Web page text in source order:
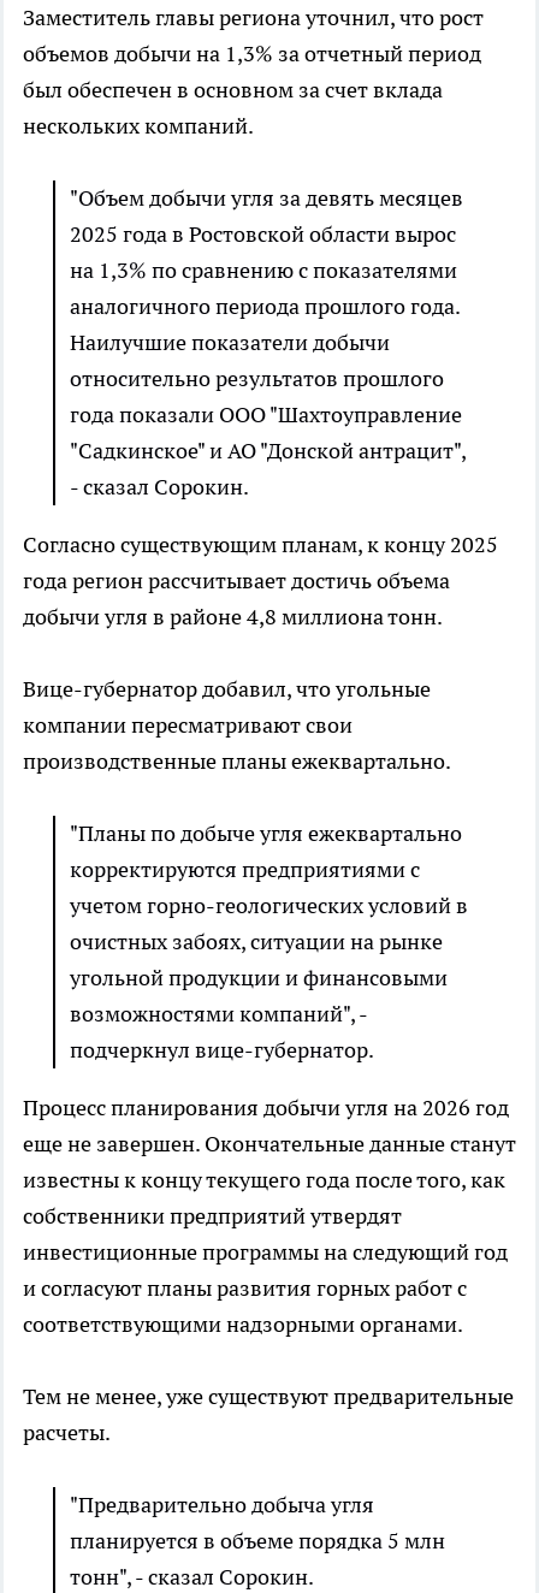
Заместитель главы региона уточнил, что рост
объемов добычи на 1,3% за отчетный период
был обеспечен в основном за счет вклада
нескольких компаний.
"Объем добычи угля за девять месяцев
2025 года в Ростовской области вырос
на 1,3% по сравнению с показателями
аналогичного периода прошлого года.
Наилучшие показатели добычи
относительно результатов прошлого
года показали ООО "Шахтоуправление
"Садкинское" и АО "Донской антрацит",
- сказал Сорокин.
Согласно существующим планам, к концу 2025
года регион рассчитывает достичь объема
добычи угля в районе 4,8 миллиона тонн.
Вице-губернатор добавил, что угольные
компании пересматривают свои
производственные планы ежеквартально.
"Планы по добыче угля ежеквартально
корректируются предприятиями с
учетом горно-геологических условий в
очистных забоях, ситуации на рынке
угольной продукции и финансовыми
возможностями компаний", -
подчеркнул вице-губернатор.
Процесс планирования добычи угля на 2026 год
еще не завершен. Окончательные данные станут
известны к концу текущего года после того, как
собственники предприятий утвердят
инвестиционные программы на следующий год
и согласуют планы развития горных работ с
соответствующими надзорными органами.
Тем не менее, уже существуют предварительные
расчеты.
"Предварительно добыча угля
планируется в объеме порядка 5 млн
тонн", - сказал Сорокин.